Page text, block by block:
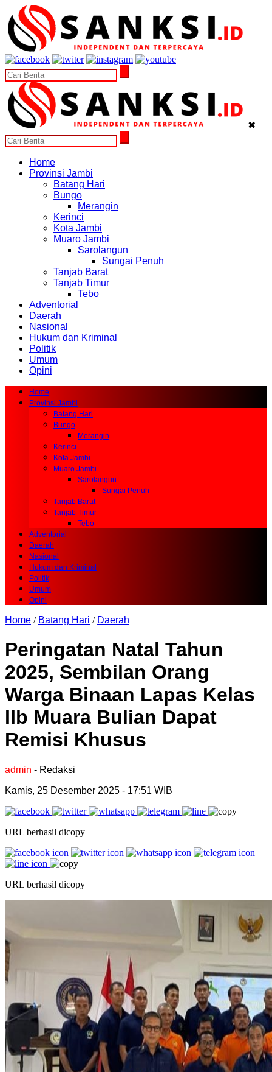
✖
Home
Provinsi Jambi
Batang Hari
Bungo
Merangin
Kerinci
Kota Jambi
Muaro Jambi
Sarolangun
Sungai Penuh
Tanjab Barat
Tanjab Timur
Tebo
Adventorial
Daerah
Nasional
Hukum dan Kriminal
Politik
Umum
Opini
Home
Provinsi Jambi
Batang Hari
Bungo
Merangin
Kerinci
Kota Jambi
Muaro Jambi
Sarolangun
Sungai Penuh
Tanjab Barat
Tanjab Timur
Tebo
Adventorial
Daerah
Nasional
Hukum dan Kriminal
Politik
Umum
Opini
Home / Batang Hari / Daerah
Peringatan Natal Tahun
2025, Sembilan Orang
Warga Binaan Lapas Kelas
IIb Muara Bulian Dapat
Remisi Khusus
admin - Redaksi
Kamis, 25 Desember 2025 - 17:51 WIB
URL berhasil dicopy
URL berhasil dicopy